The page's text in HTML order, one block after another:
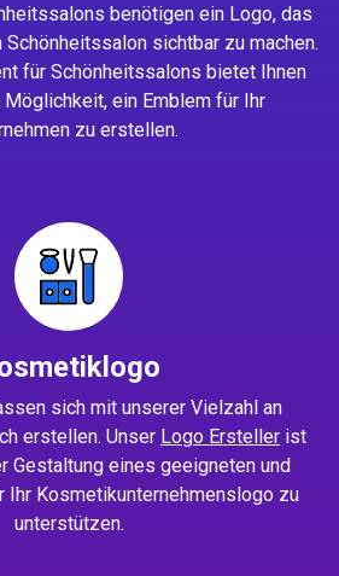
benötigen ein Logo, das
sichtbar zu machen.
für Schönheitssalons bietet Ihnen
ein Emblem für Ihr
zu erstellen.
sich mit unserer Vielzahl an
erstellen. Unser Logo Ersteller ist
Gestaltung eines geeigneten und
Ihr Kosmetikunternehmenslogo zu
unterstützen.